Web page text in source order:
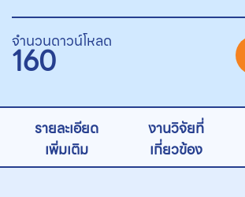
จำนวนดาวน์โหลด
160
รายละเอียด
เพิ่มเติม
งานวิจัยที่
เกี่ยวข้อง